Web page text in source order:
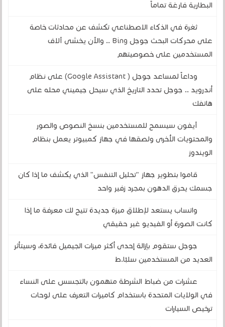
البطارية فارغة تماماً
ثغرة في الذكاء الاصطناعي تكشف عن محادثات خاصة
على محركات البحث جوجل Bing .. والآن يخشى آلاف
المستخدمين على خصوصيتهم
وداعاً لمساعد جوجل ( Google Assistant) على نظام
أندرويد .. جوجل تحدد التاريخ الذي سيحل جيميني محله على
هاتفك
آيفون سيسمح للمستخدمين بنسخ النصوص والصور
والمحتويات الأخرى ولصقها في جهاز كمبيوتر يعمل بنظام
الويندوز
قاموا بتطوير جهاز "تحليل التنفس" الذي يكشف ما إذا كان
جسمك يحرق الدهون بمجرد زفير واحد
واتساب يستعد لإطلاق ميزة جديدة تتيح لك معرفة ما إذا
كانت الصورة أو الفيديو غير حقيقي
جوجل ستقوم بإزالة إحدى أكثر ميزات الجيميل فائدة، وسيتأثر
العديد من المستخدمين سلبًا.ط
عشرات من ضباط الشرطة متهمون بالتجسس على النساء
في الولايات المتحدة باستخدام كاميرات التعرف على لوحات
ترخيص السيارات